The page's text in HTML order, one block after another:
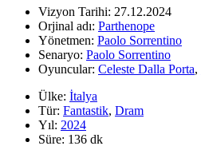
Vizyon Tarihi: 27.12.2024
Orjinal adı: Parthenope
Yönetmen: Paolo Sorrentino
Senaryo: Paolo Sorrentino
Oyuncular: Celeste Dalla Porta,
Ülke: İtalya
Tür: Fantastik, Dram
Yıl: 2024
Süre: 136 dk